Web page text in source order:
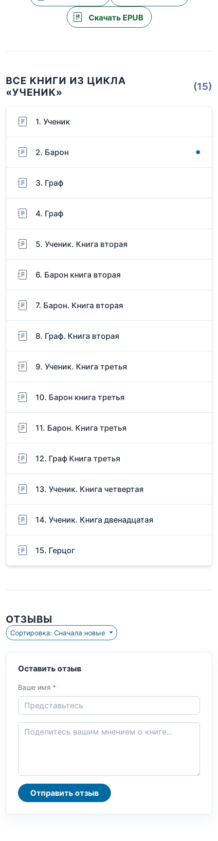
Скачать EPUB
ВСЕ КНИГИ ИЗ ЦИКЛА
«УЧЕНИК»
(15)
1. Ученик
2. Барон
3. Граф
4. Граф
5. Ученик. Книга вторая
6. Барон книга вторая
7. Барон. Книга вторая
8. Граф. Книга вторая
9. Ученик. Книга третья
10. Барон книга третья
11. Барон. Книга третья
12. Граф Книга третья
13. Ученик. Книга четвертая
14. Ученик. Книга двенадцатая
15. Герцог
ОТЗЫВЫ
Сортировка: Сначала новые
Оставить отзыв
Ваше имя *
Отправить отзыв